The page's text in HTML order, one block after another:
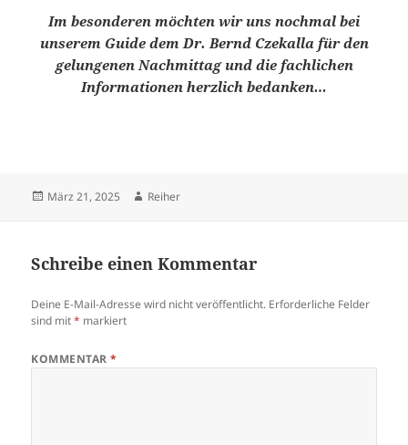
Im besonderen möchten wir uns nochmal bei
unserem Guide dem Dr. Bernd Czekalla für den
gelungenen Nachmittag und die fachlichen
Informationen herzlich bedanken…
Veröffentlicht
März 21, 2025 Autor
Reiher
Schreibe einen Kommentar
Deine E-Mail-Adresse wird nicht veröffentlicht. Erforderliche Felder
sind mit* markiert
KOMMENTAR*